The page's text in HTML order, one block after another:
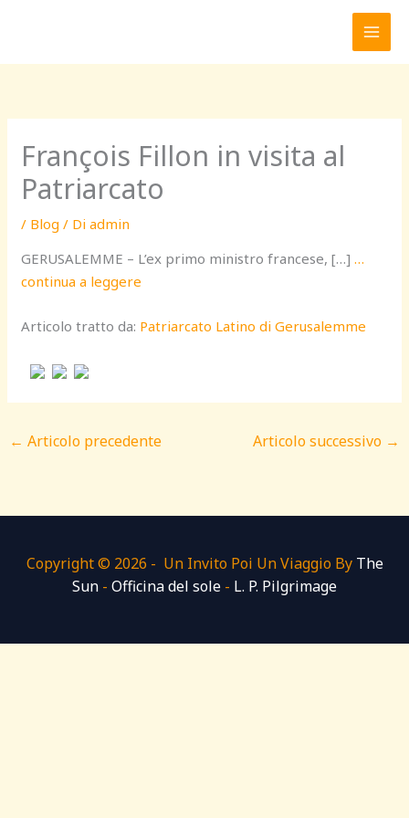
François Fillon in visita al
Patriarcato
/ Blog / Diadmin
GERUSALEMME – L’ex primo ministro francese, […]…
continua a leggere
Articolo tratto da: Patriarcato Latino di Gerusalemme
← Articolo precedente Articolo successivo →
Copyright © 2026 - Un Invito Poi Un Viaggio By The
Sun - Officina del sole - L. P. Pilgrimage